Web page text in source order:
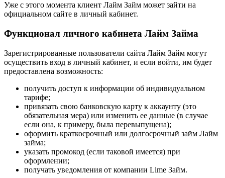
Уже с этого момента клиент Лайм Займ может зайти на
официальном сайте в личный кабинет.
Функционал личного кабинета Лайм Займа
Зарегистрированные пользователи сайта Лайм Займ могут
осуществить вход в личный кабинет, и если войти, им будет
предоставлена возможность:
получить доступ к информации об индивидуальном
тарифе;
привязать свою банковскую карту к аккаунту (это
обязательная мера) или изменить ее данные (в случае
если она, к примеру, была перевыпущена);
оформить краткосрочный или долгосрочный займ Лайм
займа;
указать промокод (если таковой имеется) при
оформлении;
получать уведомления от компании Lime Займ.